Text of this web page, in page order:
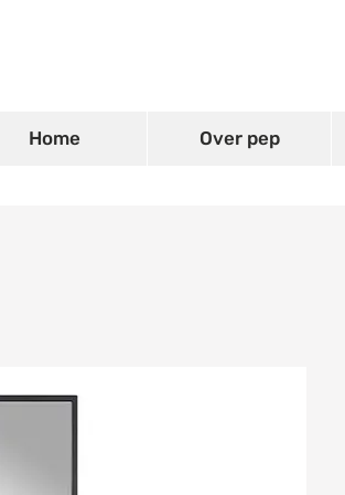
Home Over pep